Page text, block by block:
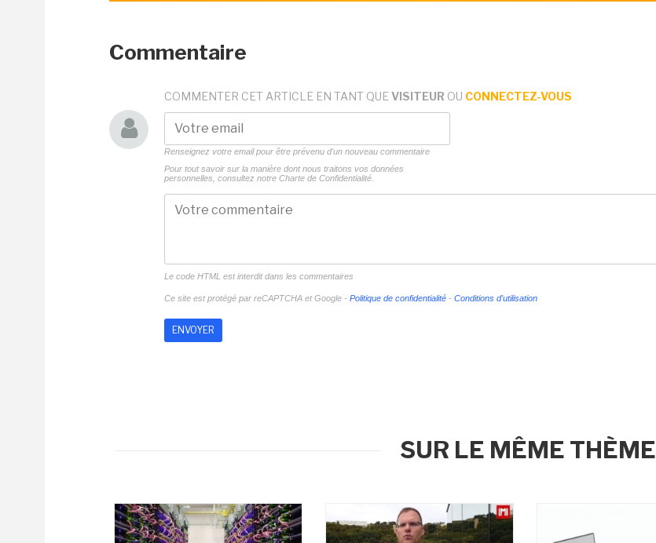
Commentaire
COMMENTER CET ARTICLE EN TANT QUE VISITEUR OU CONNECTEZ-VOUS
Renseignez votre email pour être prévenu d'un nouveau commentaire
Pour tout savoir sur la manière dont nous traitons vos données
personnelles, consultez notre Charte de Confidentialité.
Le code HTML est interdit dans les commentaires
Ce site est protégé par reCAPTCHA et Google - Politique de confidentialité - Conditions d'utilisation
SUR LE MÊME THÈME